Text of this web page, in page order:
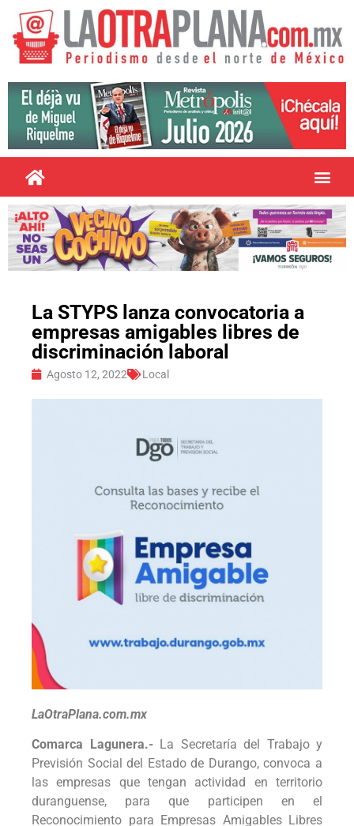
La STYPS lanza convocatoria a
empresas amigables libres de
discriminación laboral
Agosto 12, 2022 Local
LaOtraPlana.com.mx
Comarca Lagunera.-La Secretaría del Trabajo y
Previsión Social del Estado de Durango, convoca a
las empresas que tengan actividad en territorio
duranguense, para que participen en el
Reconocimiento para Empresas Amigables Libres